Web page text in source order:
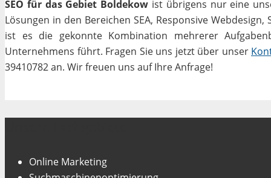
SEO für das Gebiet Boldekow ist übrigens nur eine
Lösungen in den Bereichen SEA, Responsive
ist es die gekonnte Kombination mehrerer
Unternehmens führt. Fragen Sie uns jetzt über unser
39410782 an. Wir freuen uns auf Ihre Anfrage!
Online Marketing